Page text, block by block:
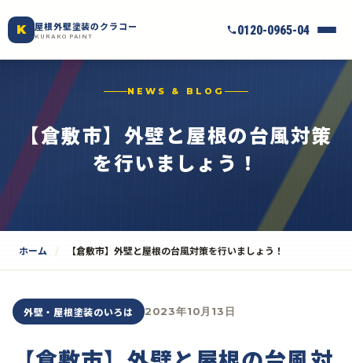
K 屋根外壁塗装のクラコー
KURAKO PAINT 0120-0965-04
NEWS & BLOG
【倉敷市】外壁と屋根の台風対策
を行いましょう！
ホーム 【倉敷市】外壁と屋根の台風対策を行いましょう！
外壁・屋根塗装のいろは 2023年10月13日